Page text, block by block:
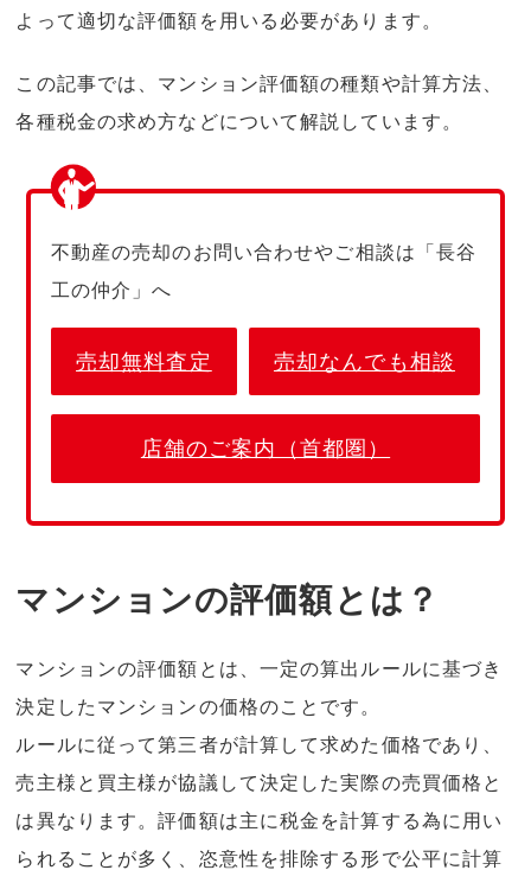
よって適切な評価額を用いる必要があります。
この記事では、マンション評価額の種類や計算方法、
各種税金の求め方などについて解説しています。
不動産の売却のお問い合わせやご相談は「長谷
工の仲介」へ
売却無料査定 売却なんでも相談
店舗のご案内（首都圏）
マンションの評価額とは？
マンションの評価額とは、一定の算出ルールに基づき
決定したマンションの価格のことです。
ルールに従って第三者が計算して求めた価格であり、
売主様と買主様が協議して決定した実際の売買価格と
は異なります。評価額は主に税金を計算する為に用い
られることが多く、恣意性を排除する形で公平に計算